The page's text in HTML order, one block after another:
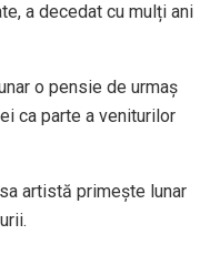
a decedat cu mulți ani
o pensie de urmaș
ca parte a veniturilor
artistă primește lunar